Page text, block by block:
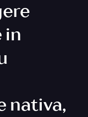
in
nativa,